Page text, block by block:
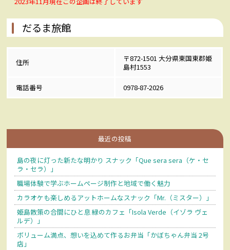
だるま旅館
住所
〒872-1501 大分県東国東郡姫
島村1553
電話番号 0978-87-2026
最近の投稿
島の夜に灯った新たな明かり スナック「Que sera sera（ケ・セ
ラ・セラ）」
職場体験で学ぶホームページ制作と地域で働く魅力
カラオケも楽しめるアットホームなスナック「Mr.（ミスター）」
姫島散策の合間にひと息 緑のカフェ「Isola Verde（イゾラ ヴェ
ルデ）」
ボリューム満点、想いを込めて作るお弁当「かぼちゃん弁当 2号
店」